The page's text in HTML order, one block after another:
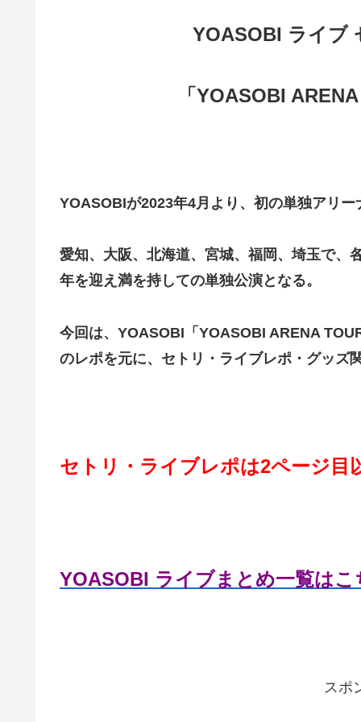
YOASOBI ライブ
「YOASOBI
YOASOBIが2023年4月より、初の単独アリ
愛知、大阪、北海道、宮城、福岡、埼玉で、
年を迎え満を持しての単独公演となる。
今回は、 YOASOBI「YOASOBI ARENA
のレポを元に、セトリ・ライブレポ・グッズ
セトリ・ライブレポは2ページ目
YOASOBI ライブまとめ一覧はこ
スポ